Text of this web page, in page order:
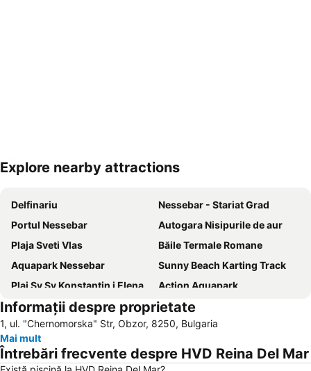
Explore nearby attractions
Delfinariu
Nessebar - Stariat Grad
Portul Nessebar
Autogara Nisipurile de aur
Plaja Sveti Vlas
Băile Termale Romane
Aquapark Nessebar
Sunny Beach Karting Track
Plaj Sv Sv Konstantin i Elena
Action Aquapark
Plaja Centrală
Plaja Irakli
Sfinții Împărați Constantin și Elena
Old Town
Plaja Kabakum
Promenadă
Cacao Beach
Pasha Dere
Informații despre proprietate
1, ul. "Chernomorska" Str, Obzor, 8250, Bulgaria
Mai mult
Întrebări frecvente despre HVD Reina Del Mar